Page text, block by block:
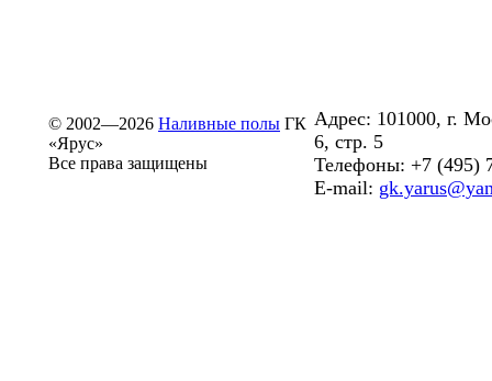
© 2002—2026 Наливные полы ГК
«Ярус»
Все права защищены
Адрес: 101000, г.
6, стр. 5
Телефоны: +7 (495)
E-mail: